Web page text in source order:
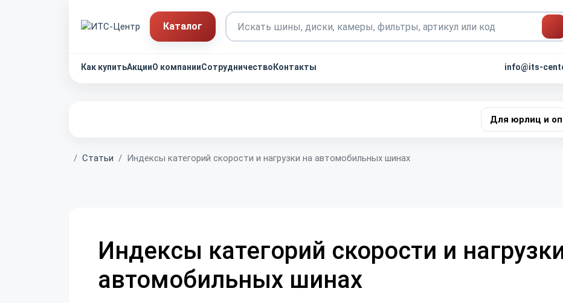
Каталог
Как купитьАкцииО компанииСотрудничество Контакты info@its-
Для юрлиц и
Главная
Статьи Индексы категорий скорости и нагрузки на автомобильных шинах
Индексы категорий скорости и
автомобильных шинах